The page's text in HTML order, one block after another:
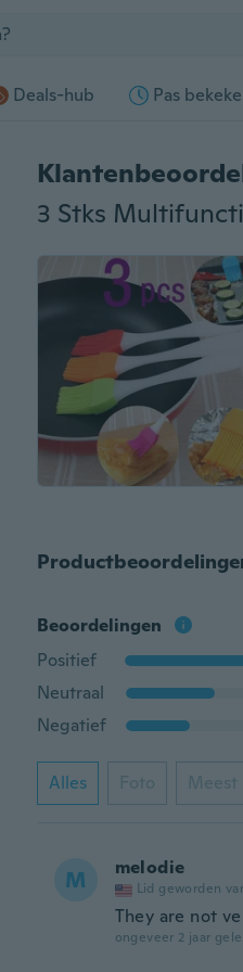
Deals-hub Pas
Beoordelingen
Positief
Neutraal
Negatief
Alles Foto
M melodie
Lid geworden
They are not
ongeveer 2 jaar